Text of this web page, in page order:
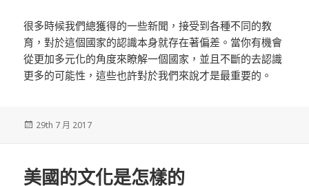
很多時候我們總獲得的一些新聞，接受到各種不同的教
育，對於這個國家的認識本身就存在著偏差。當你有機會
從更加多元化的角度來瞭解一個國家，並且不斷的去認識
更多的可能性，這些也許對於我們來說才是最重要的。
發
29th 7 月 2017
美國的文化是怎樣的